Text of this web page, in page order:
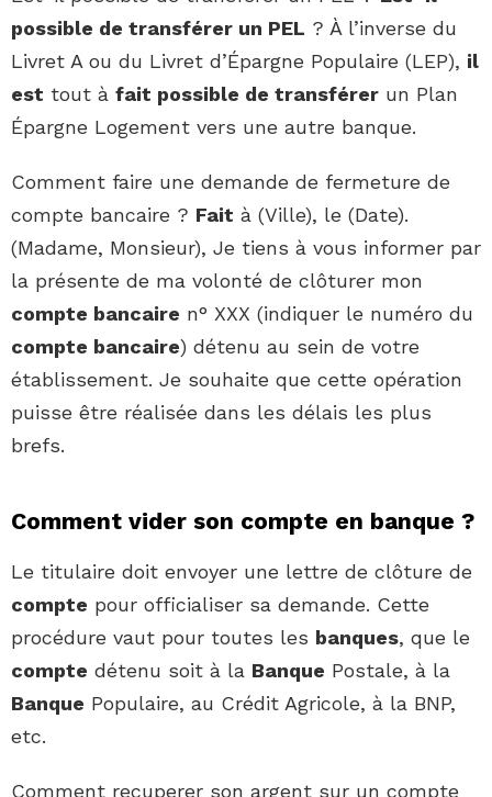
possible de transférer un PEL ? À l’inverse du
Livret A ou du Livret d’Épargne Populaire (LEP), il
est tout à fait possible de transférer un Plan
Épargne Logement vers une autre banque.
Comment faire une demande de fermeture de
compte bancaire ? Fait à (Ville), le (Date).
(Madame, Monsieur), Je tiens à vous informer par
la présente de ma volonté de clôturer mon
compte bancaire n° XXX (indiquer le numéro du
compte bancaire) détenu au sein de votre
établissement. Je souhaite que cette opération
puisse être réalisée dans les délais les plus
brefs.
Comment vider son compte en banque ?
Le titulaire doit envoyer une lettre de clôture de
compte pour officialiser sa demande. Cette
procédure vaut pour toutes les banques, que le
compte détenu soit à la Banque Postale, à la
Banque Populaire, au Crédit Agricole, à la BNP,
etc.
Comment recuperer son argent sur un compte